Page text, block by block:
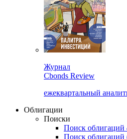
Cbonds Review
ежеквартальный